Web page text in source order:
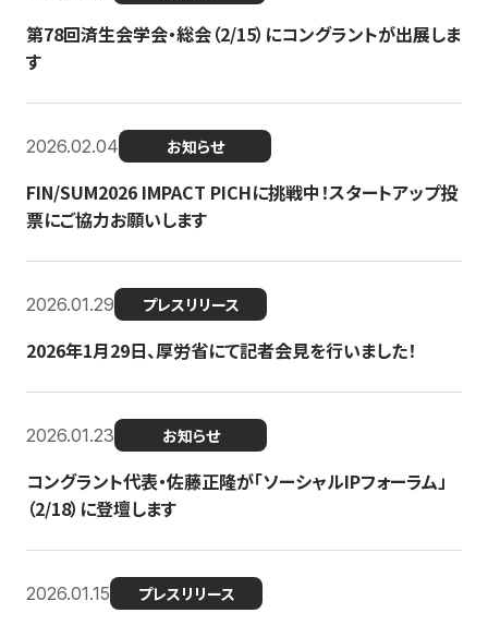
第78回済生会学会・総会（2/15）にコングラントが出展しま
す
2026.02.04 お知らせ
FIN/SUM2026 IMPACT PICHに挑戦中！スタートアップ投
票にご協力お願いします
2026.01.29 プレスリリース
2026年1月29日、厚労省にて記者会見を行いました！
2026.01.23 お知らせ
コングラント代表・佐藤正隆が「ソーシャルIPフォーラム」
（2/18）に登壇します
2026.01.15 プレスリリース